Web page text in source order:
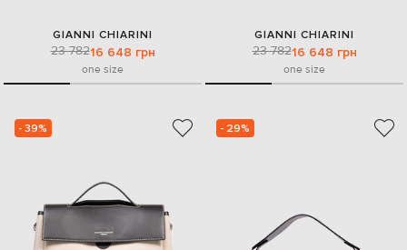
GIANNI CHIARINI
23 78216 648 грн
one size
GIANNI CHIARINI
23 78216 648 грн
one size
- 39% - 29%